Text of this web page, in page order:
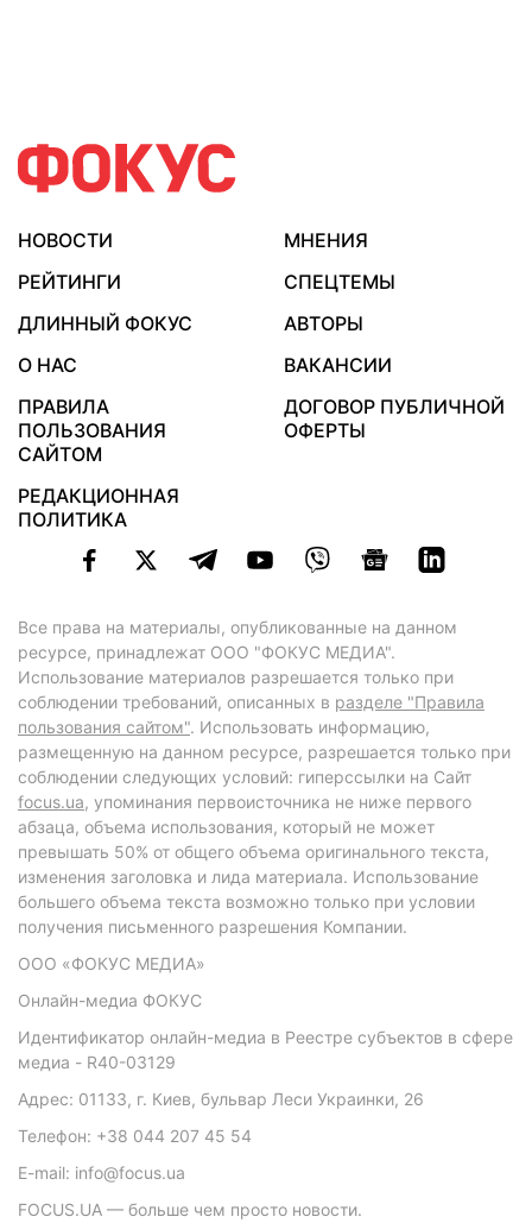
НОВОСТИ
МНЕНИЯ
РЕЙТИНГИ
СПЕЦТЕМЫ
ДЛИННЫЙ ФОКУС
АВТОРЫ
О НАС
ВАКАНСИИ
ПРАВИЛА
ПОЛЬЗОВАНИЯ
САЙТОМ
ДОГОВОР ПУБЛИЧНОЙ
ОФЕРТЫ
РЕДАКЦИОННАЯ
ПОЛИТИКА
Все права на материалы, опубликованные на данном
ресурсе, принадлежат ООО "ФОКУС МЕДИА".
Использование материалов разрешается только при
соблюдении требований, описанных в разделе "Правила
пользования сайтом". Использовать информацию,
размещенную на данном ресурсе, разрешается только при
соблюдении следующих условий: гиперссылки на Сайт
focus.ua, упоминания первоисточника не ниже первого
абзаца, объема использования, который не может
превышать 50% от общего объема оригинального текста,
изменения заголовка и лида материала. Использование
большего объема текста возможно только при условии
получения письменного разрешения Компании.
ООО «ФОКУС МЕДИА»
Онлайн-медиа ФОКУС
Идентификатор онлайн-медиа в Реестре субъектов в сфере
медиа - R40-03129
Адрес: 01133, г. Киев, бульвар Леси Украинки, 26
Телефон: +38 044 207 45 54
E-mail: info@focus.ua
FOCUS.UA — больше чем просто новости.